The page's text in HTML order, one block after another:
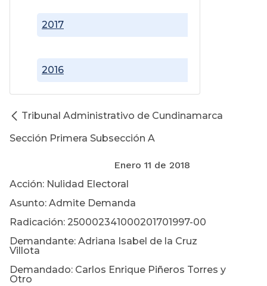
2016
2017
Tribunal Administrativo de Cundinamarca
Sección Primera Subsección A
Enero 11 de 2018
Acción: Nulidad Electoral
Asunto: Admite Demanda
Radicación: 250002341000201701997-00
Demandante: Adriana Isabel de la Cruz
Villota
Demandado: Carlos Enrique Piñeros Torres y
Otro